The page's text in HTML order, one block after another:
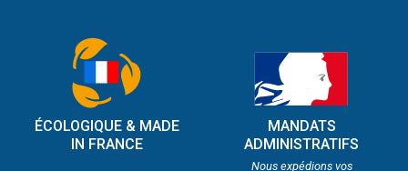
ÉCOLOGIQUE & MADE
IN FRANCE
MANDATS
ADMINISTRATIFS
Nous expédions vos